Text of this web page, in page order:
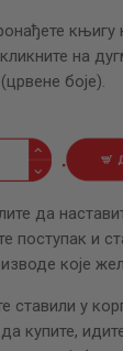
књигу
кликните на
боје).
да
поступак и
које
ставили у
купите,